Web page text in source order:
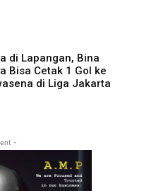
di Lapangan, Bina
Bisa Cetak 1 Gol ke
di Liga Jakarta
-